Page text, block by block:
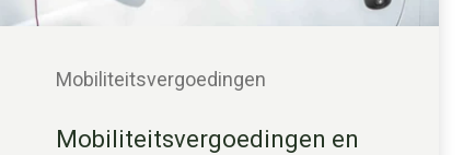
Mobiliteitsvergoedingen
Mobiliteitsvergoedingen en